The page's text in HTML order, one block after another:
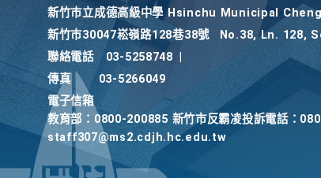
新竹巿立成德高級中學 Hsinchu Municipal
新竹巿30047崧嶺路128巷38號
No.38, Ln. 128,
聯絡電話
03-5258748
傳真
03-5266049
電子信箱
教育部：0800-200885 新竹市反霸凌投訴電話：
staff307@ms2.cdjh.hc.edu.tw